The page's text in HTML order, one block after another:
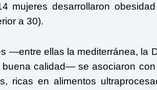
mujeres desarrollaron
a 30).
—entre ellas la mediterránea, la
calidad— se asociaron
ricas en alimentos